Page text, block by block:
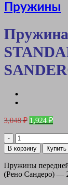
Пружины
Пружина
3,048₽
цена
составляла
3,048 ₽.
1,924 ₽
цена:
Количество
товара
Пружина
передней
подвески
STANDARD
В корзину
Пружины передней
(Рено Сандеро) —